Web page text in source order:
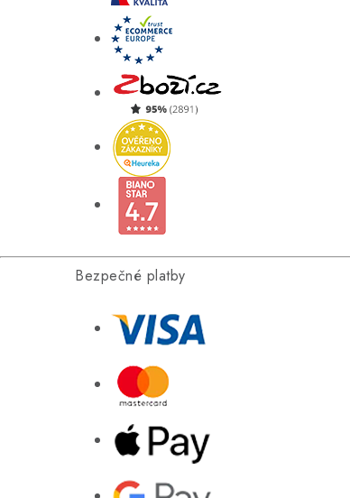
Bezpečné platby